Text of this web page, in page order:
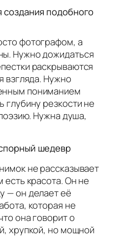
создания подобного
фотографом, а
Нужно дожидаться
раскрываются
взгляда. Нужно
пониманием
глубину резкости не
Нужна душа,
шедевр
не рассказывает
есть красота. Он не
— он делает её
которая не
она говорит о
хрупкой, но мощной